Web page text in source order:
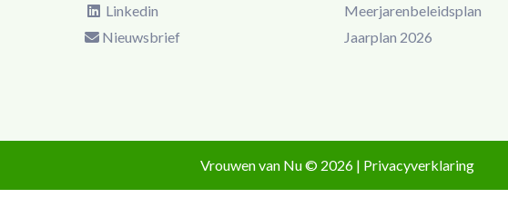
Linkedin
Nieuwsbrief
Meerjarenbeleidsplan
Jaarplan 2026
Vrouwen van Nu © 2026 | Privacyverklaring